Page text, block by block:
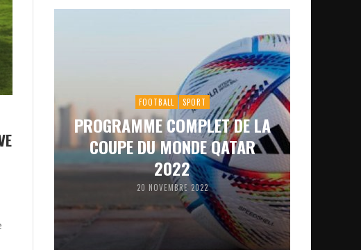
FOOTBALL SPORT
PROGRAMME COMPLET DE LA
COUPE DU MONDE QATAR
2022
20 NOVEMBRE 2022